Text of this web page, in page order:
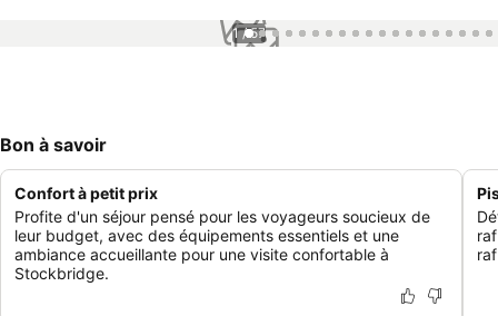
1 / 57
Bon à savoir
Confort à petit prix
Profite d'un séjour pensé pour les voyageurs soucieux de
leur budget, avec des équipements essentiels et une
ambiance accueillante pour une visite confortable à
Stockbridge.